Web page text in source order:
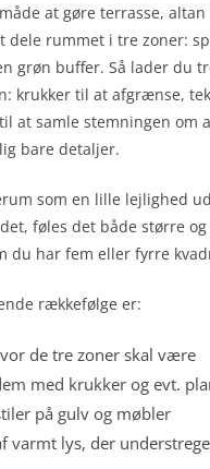
at gøre terrasse,
dele rummet i tre zoner:
grøn buffer. Så lader du
krukker til at afgrænse,
at samle stemningen om
bare detaljer.
som en lille lejlighed
føles det både større og
du har fem eller fyrre
rækkefølge er:
de tre zoner skal være
med krukker og evt.
på gulv og møbler
varmt lys, der